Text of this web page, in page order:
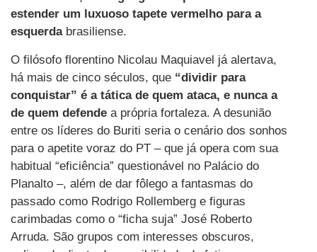
estender um luxuoso tapete vermelho para a
esquerdabrasiliense.
O filósofo florentino Nicolau Maquiavel já alertava,
há mais de cinco séculos, que “dividir para
conquistar” é a tática de quem ataca, e nunca a
de quem defende a própria fortaleza. A desunião
entre os líderes do Buriti seria o cenário dos sonhos
para o apetite voraz do PT – que já opera com sua
habitual “eficiência” questionável no Palácio do
Planalto –, além de dar fôlego a fantasmas do
passado como Rodrigo Rollemberg e figuras
carimbadas como o “ficha suja” José Roberto
Arruda. São grupos com interesses obscuros,